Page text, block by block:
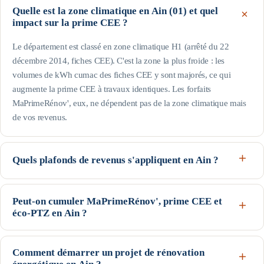
Quelle est la zone climatique en Ain (01) et quel
impact sur la prime CEE ?
Le département est classé en zone climatique H1 (arrêté du 22
décembre 2014, fiches CEE). C'est la zone la plus froide : les
volumes de kWh cumac des fiches CEE y sont majorés, ce qui
augmente la prime CEE à travaux identiques. Les forfaits
MaPrimeRénov', eux, ne dépendent pas de la zone climatique mais
de vos revenus.
Quels plafonds de revenus s'appliquent en Ain ?
Le département est hors Île-de-France : pour une personne seule, le
profil Bleu (très modestes) va jusqu'à 17 363 € de revenu fiscal de
référence, le Jaune jusqu'à 22 259 € et le Violet jusqu'à 31 185 € ;
au-delà, profil Rose. Les plafonds augmentent avec la taille du foyer
février 2026.
Peut-on cumuler MaPrimeRénov', prime CEE et
éco-PTZ en Ain ?
Oui, ces trois dispositifs nationaux sont cumulables sur un même
projet, sous conditions d'éligibilité : MaPrimeRénov' et la prime CEE
Comment démarrer un projet de rénovation